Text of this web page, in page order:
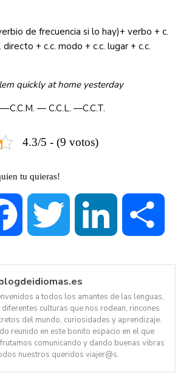
de frecuencia si lo hay)+ verbo + c.
+ c.c. modo + c.c. lugar + c.c.
quickly at home yesterday
— C.C.L. —C.C.T.
4.3/5 - (9 votos)
tu quieras!
Facebook Twitter LinkedIn
a todos los amantes de las lenguas,
diferentes culturas que nos rodean, rincones
del mundo, curiosidades y aprendizaje.
reunido en este bonito espacio en el que
comunicando y dando buenas vibras
nuestros queridos viajer@s.